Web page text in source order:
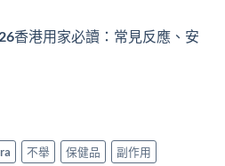
香港用家必讀：常見反應、安
不舉 保健品
副作用